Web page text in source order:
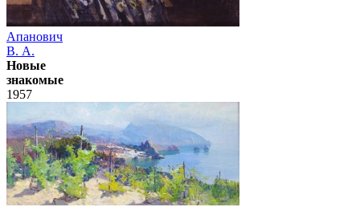
Апанович
В. А.
Новые
знакомые
1957